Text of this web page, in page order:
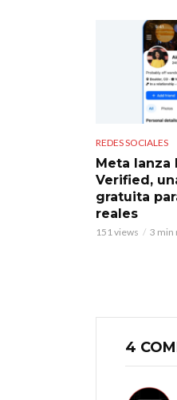
REDES SOCIALES
Meta lanza
Verified,
gratuita
reales
151 views 3 min
4